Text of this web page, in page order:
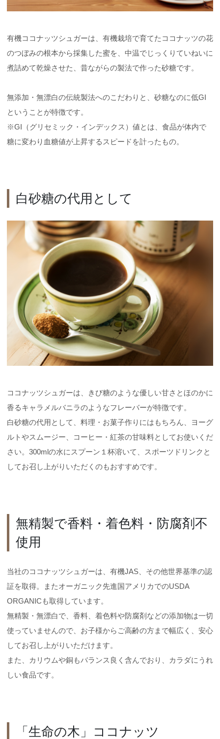
有機ココナッツシュガーは、有機栽培で育てたココナッツの花
のつぼみの根本から採集した蜜を、中温でじっくりていねいに
煮詰めて乾燥させた、昔ながらの製法で作った砂糖です。
無添加・無漂白の伝統製法へのこだわりと、砂糖なのに低GI
ということが特徴です。
※GI（グリセミック・インデックス）値とは、食品が体内で
糖に変わり血糖値が上昇するスピードを計ったもの。
白砂糖の代用として
ココナッツシュガーは、きび糖のような優しい甘さとほのかに
香るキャラメルバニラのようなフレーバーが特徴です。
白砂糖の代用として、料理・お菓子作りにはもちろん、ヨーグ
ルトやスムージー、コーヒー・紅茶の甘味料としてお使いくだ
さい。300mlの水にスプーン１杯溶いて、スポーツドリンクと
してお召し上がりいただくのもおすすめです。
無精製で香料・着色料・防腐剤不
使用
当社のココナッツシュガーは、有機JAS、その他世界基準の認
証を取得。またオーガニック先進国アメリカでのUSDA
ORGANICも取得しています。
無精製・無漂白で、香料、着色料や防腐剤などの添加物は一切
使っていませんので、お子様からご高齢の方まで幅広く、安心
してお召し上がりいただけます。
また、カリウムや銅もバランス良く含んでおり、カラダにうれ
しい食品です。
「生命の木」ココナッツ